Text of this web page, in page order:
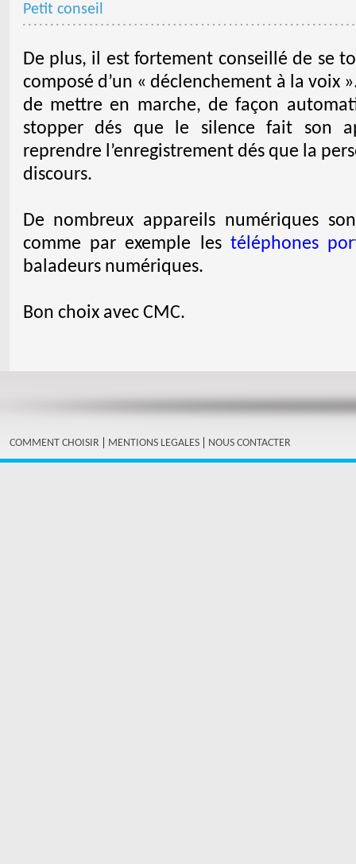
Petit conseil
De plus, il est fortement conseillé de se
composé d’un « déclenchement à la voix
de mettre en marche, de façon
stopper dés que le silence fait son
reprendre l’enregistrement dés que la
discours.
De nombreux appareils numériques
comme par exemple les téléphones
baladeurs numériques.
Bon choix avec CMC.
COMMENT CHOISIR | MENTIONS LEGALES | NOUS CONTACTER